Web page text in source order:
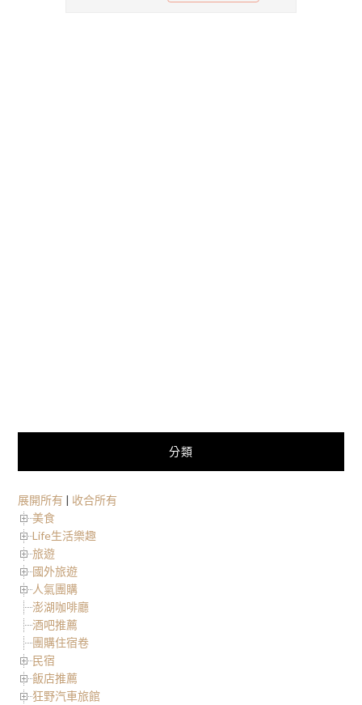
分類
展開所有 | 收合所有
美食
Life生活樂趣
旅遊
國外旅遊
人氣團購
澎湖咖啡廳
酒吧推薦
團購住宿卷
民宿
飯店推薦
狂野汽車旅館